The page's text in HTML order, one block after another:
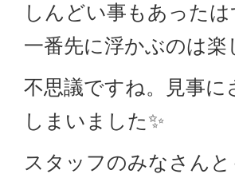
しんどい事もあった
一番先に浮かぶのは
不思議ですね。見事
しまいました✨
スタッフのみなさん